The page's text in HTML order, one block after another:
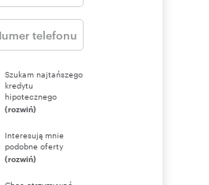
Szukam najtańszego
kredytu
hipotecznego
(rozwiń)
Interesują mnie
podobne oferty
(rozwiń)